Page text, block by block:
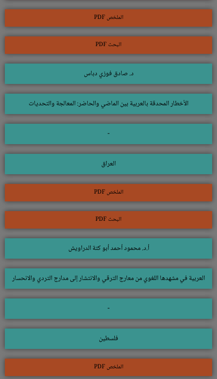
الملخص PDF
البحث PDF
د. صادق فوزي دباس
الأخطار المحدقة بالعربية بين الماضي والحاضر: المعالجة والتحديات
-
العراق
الملخص PDF
البحث PDF
أ.د. محمود أحمد أبو كتة الدراويش
العربية في مشهدها اللغوي من معارج الترقي والانتشار إلى مدارج التردي والانحسار
-
فلسطين
الملخص PDF